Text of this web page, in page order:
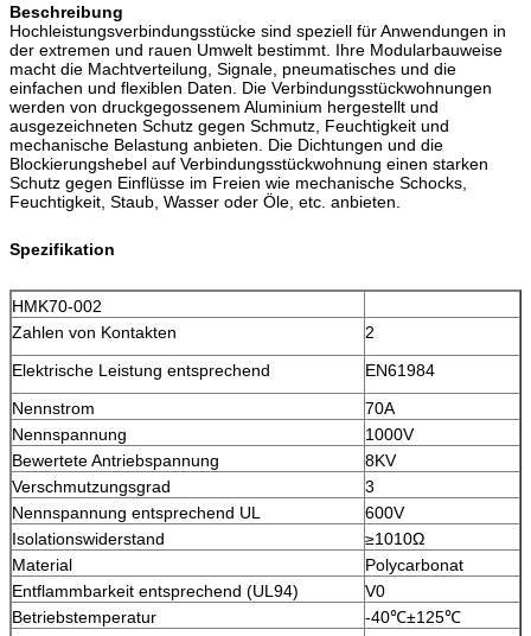
Beschreibung
Hochleistungsverbindungsstücke sind speziell für Anwendungen in
der extremen und rauen Umwelt bestimmt. Ihre Modularbauweise
macht die Machtverteilung, Signale, pneumatisches und die
einfachen und flexiblen Daten. Die Verbindungsstückwohnungen
werden von druckgegossenem Aluminium hergestellt und
ausgezeichneten Schutz gegen Schmutz, Feuchtigkeit und
mechanische Belastung anbieten. Die Dichtungen und die
Blockierungshebel auf Verbindungsstückwohnung einen starken
Schutz gegen Einflüsse im Freien wie mechanische Schocks,
Feuchtigkeit, Staub, Wasser oder Öle, etc. anbieten.
Spezifikation
HMK70-002
Zahlen von Kontakten
2
Elektrische Leistung entsprechend
EN61984
Nennstrom
70A
Nennspannung
1000V
Bewertete Antriebspannung
8KV
Verschmutzungsgrad
3
Nennspannung entsprechend UL
600V
Isolationswiderstand
≥1010Ω
Material
Polycarbonat
Entflammbarkeit entsprechend (UL94)
V0
Betriebstemperatur
-40℃±125℃